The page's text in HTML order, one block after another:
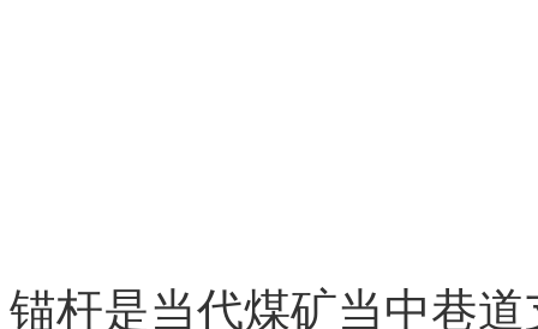
锚杆是当代煤矿当中巷